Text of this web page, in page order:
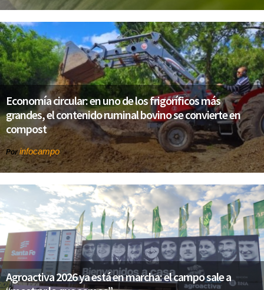
Economía circular: en uno de los frigoríficos más
grandes, el contenido ruminal bovino se convierte en
compost
Porinfocampo
Agroactiva 2026 ya está en marcha: el campo sale a